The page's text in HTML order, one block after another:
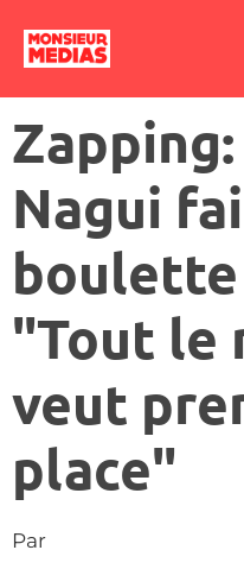
Nagui
boulette
"Tout le
veut
place"
Par